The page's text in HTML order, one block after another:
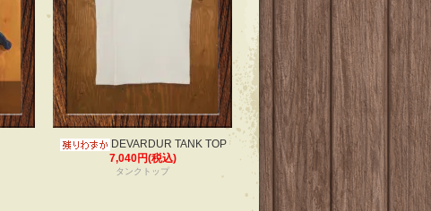
DEVARDUR TANK TOP
7,040円(税込)
タンクトップ